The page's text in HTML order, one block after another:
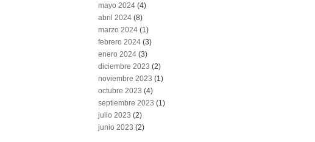
mayo 2024 (4)
abril 2024 (8)
marzo 2024 (1)
febrero 2024 (3)
enero 2024 (3)
diciembre 2023 (2)
noviembre 2023 (1)
octubre 2023 (4)
septiembre 2023 (1)
julio 2023 (2)
junio 2023 (2)